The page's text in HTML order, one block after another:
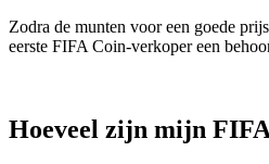
Zodra de munten voor een goede
eerste FIFA Coin-verkoper een
Hoeveel zijn mijn